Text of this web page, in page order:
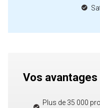
Vos avantages
Plus de 35 000